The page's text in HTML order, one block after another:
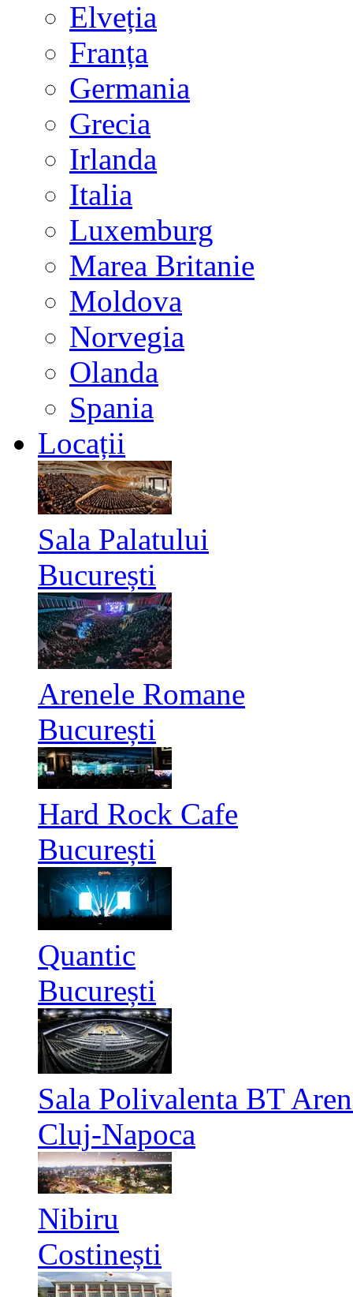
Elveția
Franța
Germania
Grecia
Irlanda
Italia
Luxemburg
Marea Britanie
Moldova
Norvegia
Olanda
Spania
Locații
Sala Palatului
București
Arenele Romane
București
Hard Rock Cafe
București
Quantic
București
Sala Polivalenta BT
Cluj-Napoca
Nibiru
Costinești